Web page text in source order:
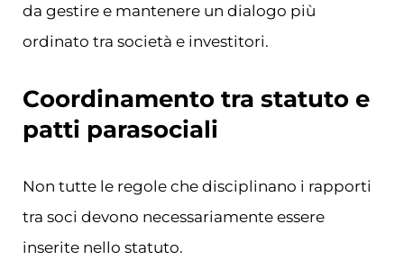
da gestire e mantenere un dialogo più
ordinato tra società e investitori.
Coordinamento tra statuto e
patti parasociali
Non tutte le regole che disciplinano i rapporti
tra soci devono necessariamente essere
inserite nello statuto.